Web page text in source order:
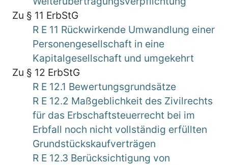
Zu § 11 ErbStG
R E 11 Rückwirkende Umwandlung einer
Personengesellschaft in eine
Kapitalgesellschaft und umgekehrt
Zu § 12 ErbStG
R E 12.1 Bewertungsgrundsätze
R E 12.2 Maßgeblichkeit des Zivilrechts
für das Erbschaftsteuerrecht bei im
Erbfall noch nicht vollständig erfüllten
Grundstückskaufverträgen
R E 12.3 Berücksichtigung von